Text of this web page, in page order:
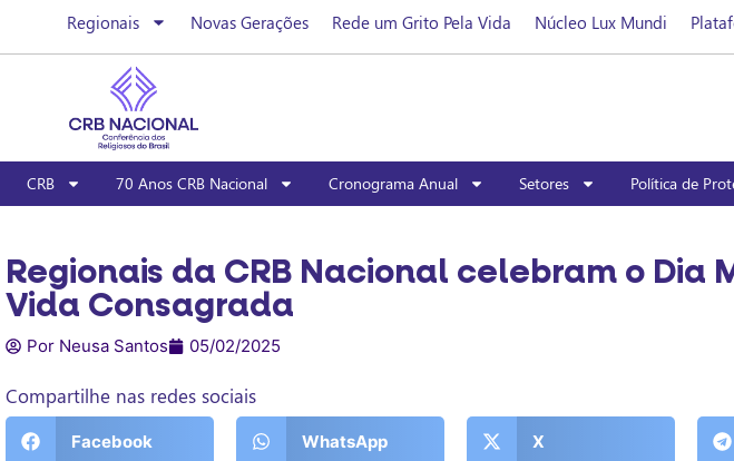
Regionais Novas Gerações Rede um Grito Pela Vida Núcleo Lux Mundi
CRB 70 Anos CRB Nacional Cronograma Anual Setores Política de
Regionais da CRB Nacional celebram o Dia
Vida Consagrada
Por Neusa Santos 05/02/2025
Compartilhe nas redes sociais
Facebook WhatsApp X